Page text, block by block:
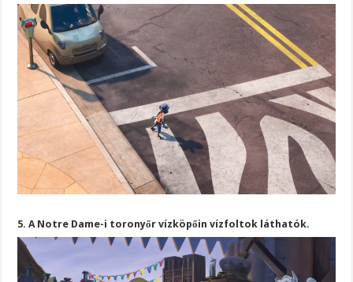
5. A Notre Dame-i toronyőr vízköpőin vízfoltok láthatók.